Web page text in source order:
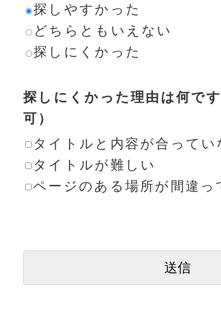
探しやすかった
どちらともいえない
探しにくかった
探しにくかった理由は何で
可）
タイトルと内容が合ってい
タイトルが難しい
ページのある場所が間違っ